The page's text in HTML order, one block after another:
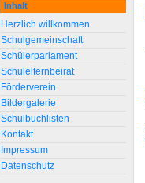
Inhalt
Herzlich willkommen
Schulgemeinschaft
Schülerparlament
Schulelternbeirat
Förderverein
Bildergalerie
Schulbuchlisten
Kontakt
Impressum
Datenschutz